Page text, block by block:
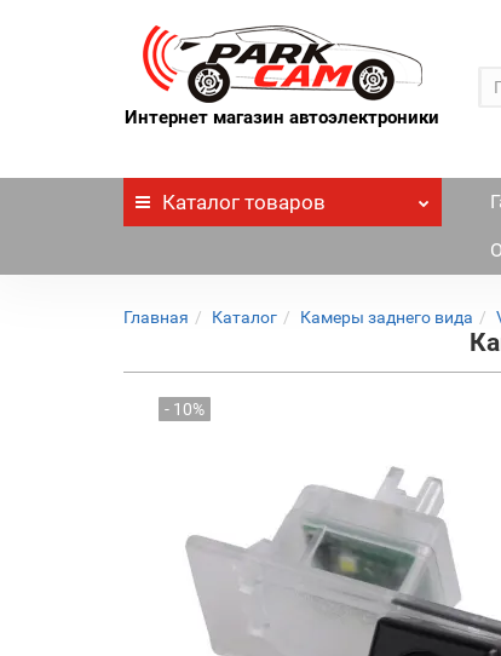
Интернет магазин автоэлектроники
Каталог товаров
Главная Каталог Камеры заднего вида
- 10%